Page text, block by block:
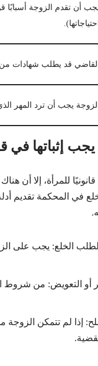
أن تقدم الزوجة أسبابًا
قد يطلب شهادات من
يجب أن ترد المهر
يجب إثباتها في
للمرأة، إلا أن
في المحكمة تقديم
الخلع: يجب على
أو التعويض: من شروط
إذا لم تتمكن